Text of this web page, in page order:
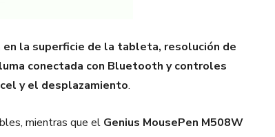
la superficie de la tableta, resolución de
conectada con Bluetooth y controles
y el desplazamiento.
mientras que el Genius MousePen M508W